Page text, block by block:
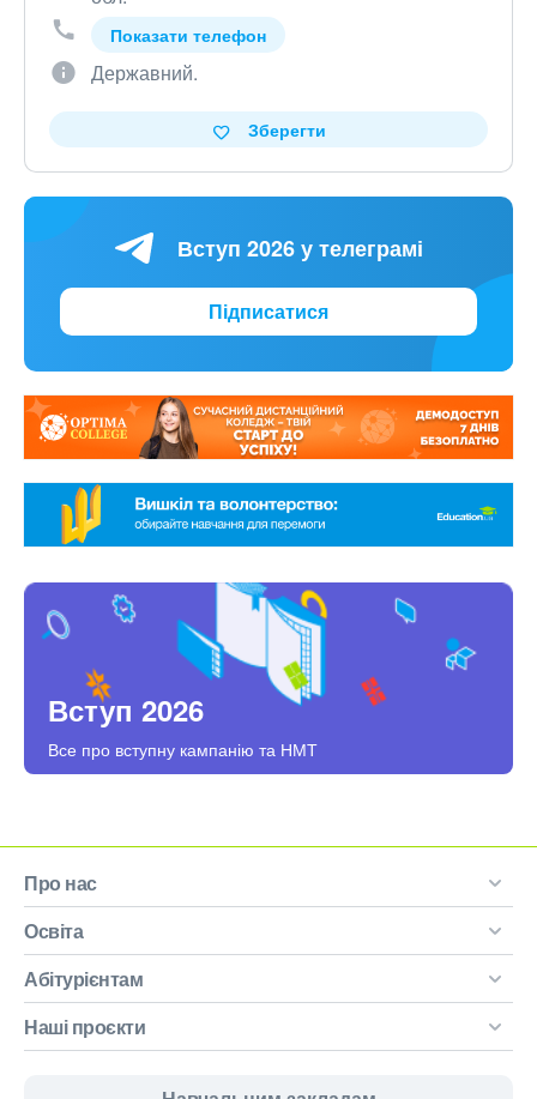
Показати телефон
Державний.
Зберегти
Вступ 2026 у телеграмі
Підписатися
Вступ 2026
Все про вступну кампанію та НМТ
Про нас
Освіта
Абітурієнтам
Наші проєкти